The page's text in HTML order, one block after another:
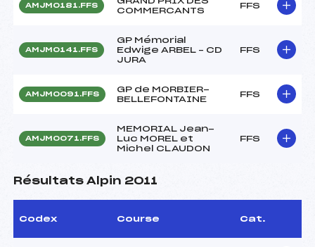
AMJM0181.FFS
COMMERCANTS
FFS
AMJM0141.FFS
GP Mémorial
Edwige ARBEL – CD
JURA
FFS
AMJM0091.FFS
GP de MORBIER-
BELLEFONTAINE
FFS
AMJM0071.FFS
MEMORIAL Jean-
Luc MOREL et
Michel CLAUDON
FFS
Résultats Alpin 2011
Codex Course Cat.